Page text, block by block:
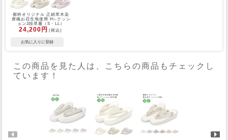
都粋オリジナル 正絹草木染
唐織お召生地使用 Hi-クッシ
ョン3段草履（S・LL）
24,200円 (税込)
この商品を見た人は、こちらの商品もチェックし
ています！